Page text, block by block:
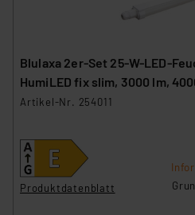
Blulaxa 2er-Set 25-W-LED-
HumiLED fix slim, 3000 lm,
Artikel-Nr. 254011
Produktdatenblatt